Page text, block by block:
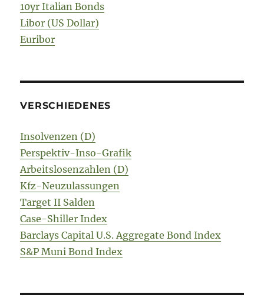
10yr Italian Bonds
Libor (US Dollar)
Euribor
VERSCHIEDENES
Insolvenzen (D)
Perspektiv-Inso-Grafik
Arbeitslosenzahlen (D)
Kfz-Neuzulassungen
Target II Salden
Case-Shiller Index
Barclays Capital U.S. Aggregate Bond Index
S&P Muni Bond Index